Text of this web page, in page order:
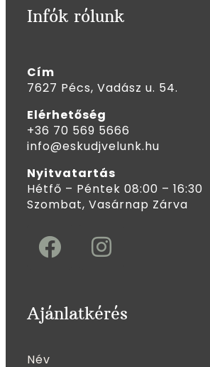
Infók rólunk
Cím
7627 Pécs, Vadász u. 54.
Elérhetőség
+36 70 569 5666
info@eskudjvelunk.hu
Nyitvatartás
Hétfő – Péntek 08:00 – 16:30
Szombat, Vasárnap Zárva
Ajánlatkérés
Név